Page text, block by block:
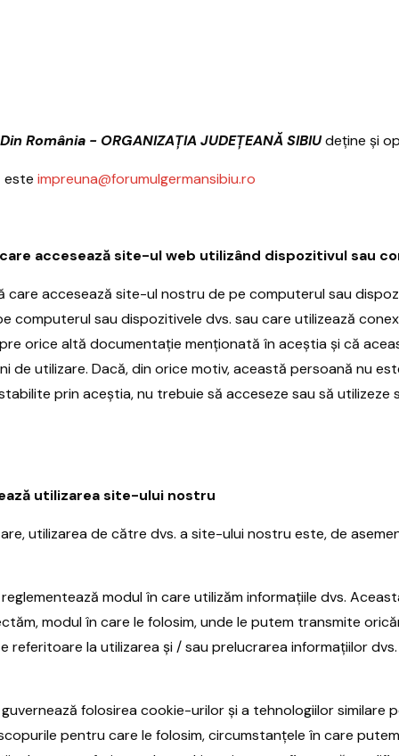
România - ORGANIZAȚIA JUDEȚEANĂ SIBIUdeține și
este impreuna@forumulgermansibiu.ro
accesează site-ul web utilizând dispozitivul sau
care accesează site-ul nostru de pe computerul sau
computerul sau dispozitivele dvs. sau care utilizează
orice altă documentație menționată în aceștia și că
de utilizare. Dacă, din orice motiv, această persoană nu
prin aceștia, nu trebuie să acceseze sau să
utilizarea site-ului nostru
utilizarea de către dvs. a site-ului nostru este, de
modul în care utilizăm informațiile dvs.
modul în care le folosim, unde le putem transmite
referitoare la utilizarea și / sau prelucrarea informațiilor
folosirea cookie-urilor și a tehnologiilor
pentru care le folosim, circumstanțele în care